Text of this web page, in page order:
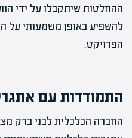
ההחלטות שיתקבלו על ידי
להשפיע באופן משמעותי על
הפרויקט.
התמודדות עם
החברה הכלכלית לבני ברק